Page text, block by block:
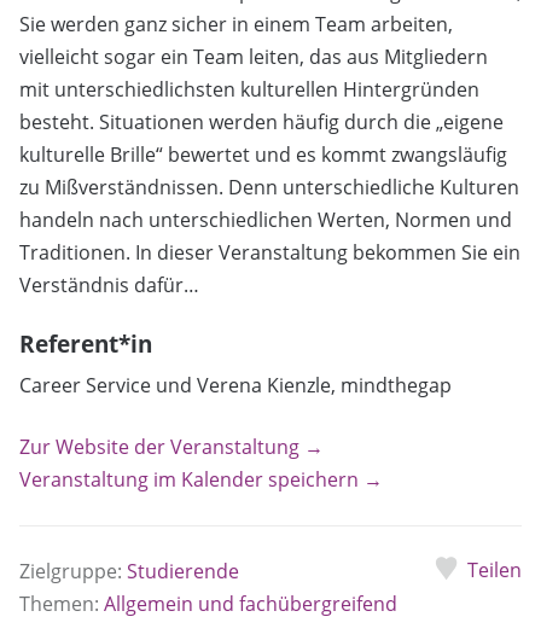
Sie werden ganz sicher in einem Team arbeiten,
vielleicht sogar ein Team leiten, das aus Mitgliedern
mit unterschiedlichsten kulturellen Hintergründen
besteht. Situationen werden häufig durch die „eigene
kulturelle Brille“ bewertet und es kommt zwangsläufig
zu Mißverständnissen. Denn unterschiedliche Kulturen
handeln nach unterschiedlichen Werten, Normen und
Traditionen. In dieser Veranstaltung bekommen Sie ein
Verständnis dafür…
Referent*in
Career Service und Verena Kienzle, mindthegap
Zur Website der Veranstaltung →
Veranstaltung im Kalender speichern →
Zielgruppe: Studierende
Themen: Allgemein und fachübergreifend
Teilen